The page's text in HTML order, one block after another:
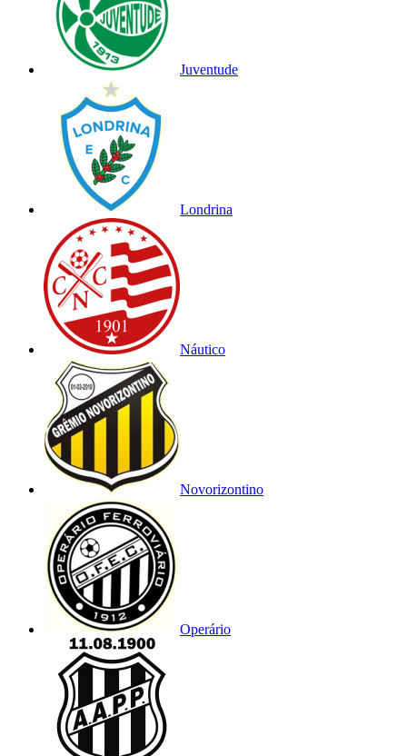
Juventude
Londrina
Náutico
Novorizontino
Operário